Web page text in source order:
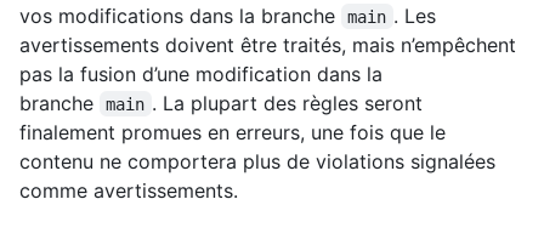
vos modifications dans la branche
main . Les
avertissements doivent être traités, mais n’empêchent
pas la fusion d’une modification dans la
branche
main . La plupart des règles seront
finalement promues en erreurs, une fois que le
contenu ne comportera plus de violations signalées
comme avertissements.